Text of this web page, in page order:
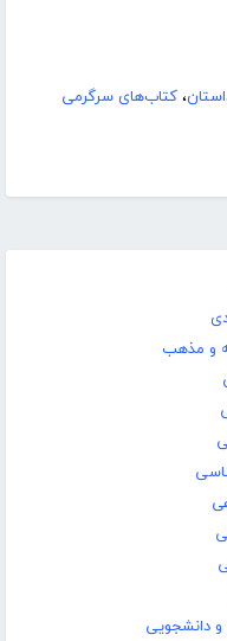
، کتاب‌های سرگرمی
و مذهب
دانشجویی